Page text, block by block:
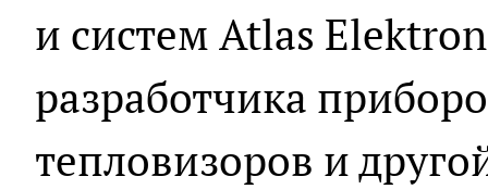
и систем Atlas
разработчика
тепловизоров и